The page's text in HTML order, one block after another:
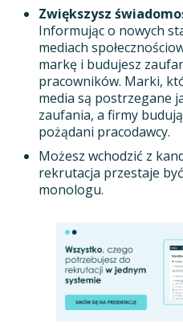
Zwiększysz
Informując o nowych
mediach
markę i budujesz
pracowników. Marki,
media są postrzegane
zaufania, a firmy
pożądani pracodawcy.
Możesz wchodzić z
rekrutacja przestaje
monologu.